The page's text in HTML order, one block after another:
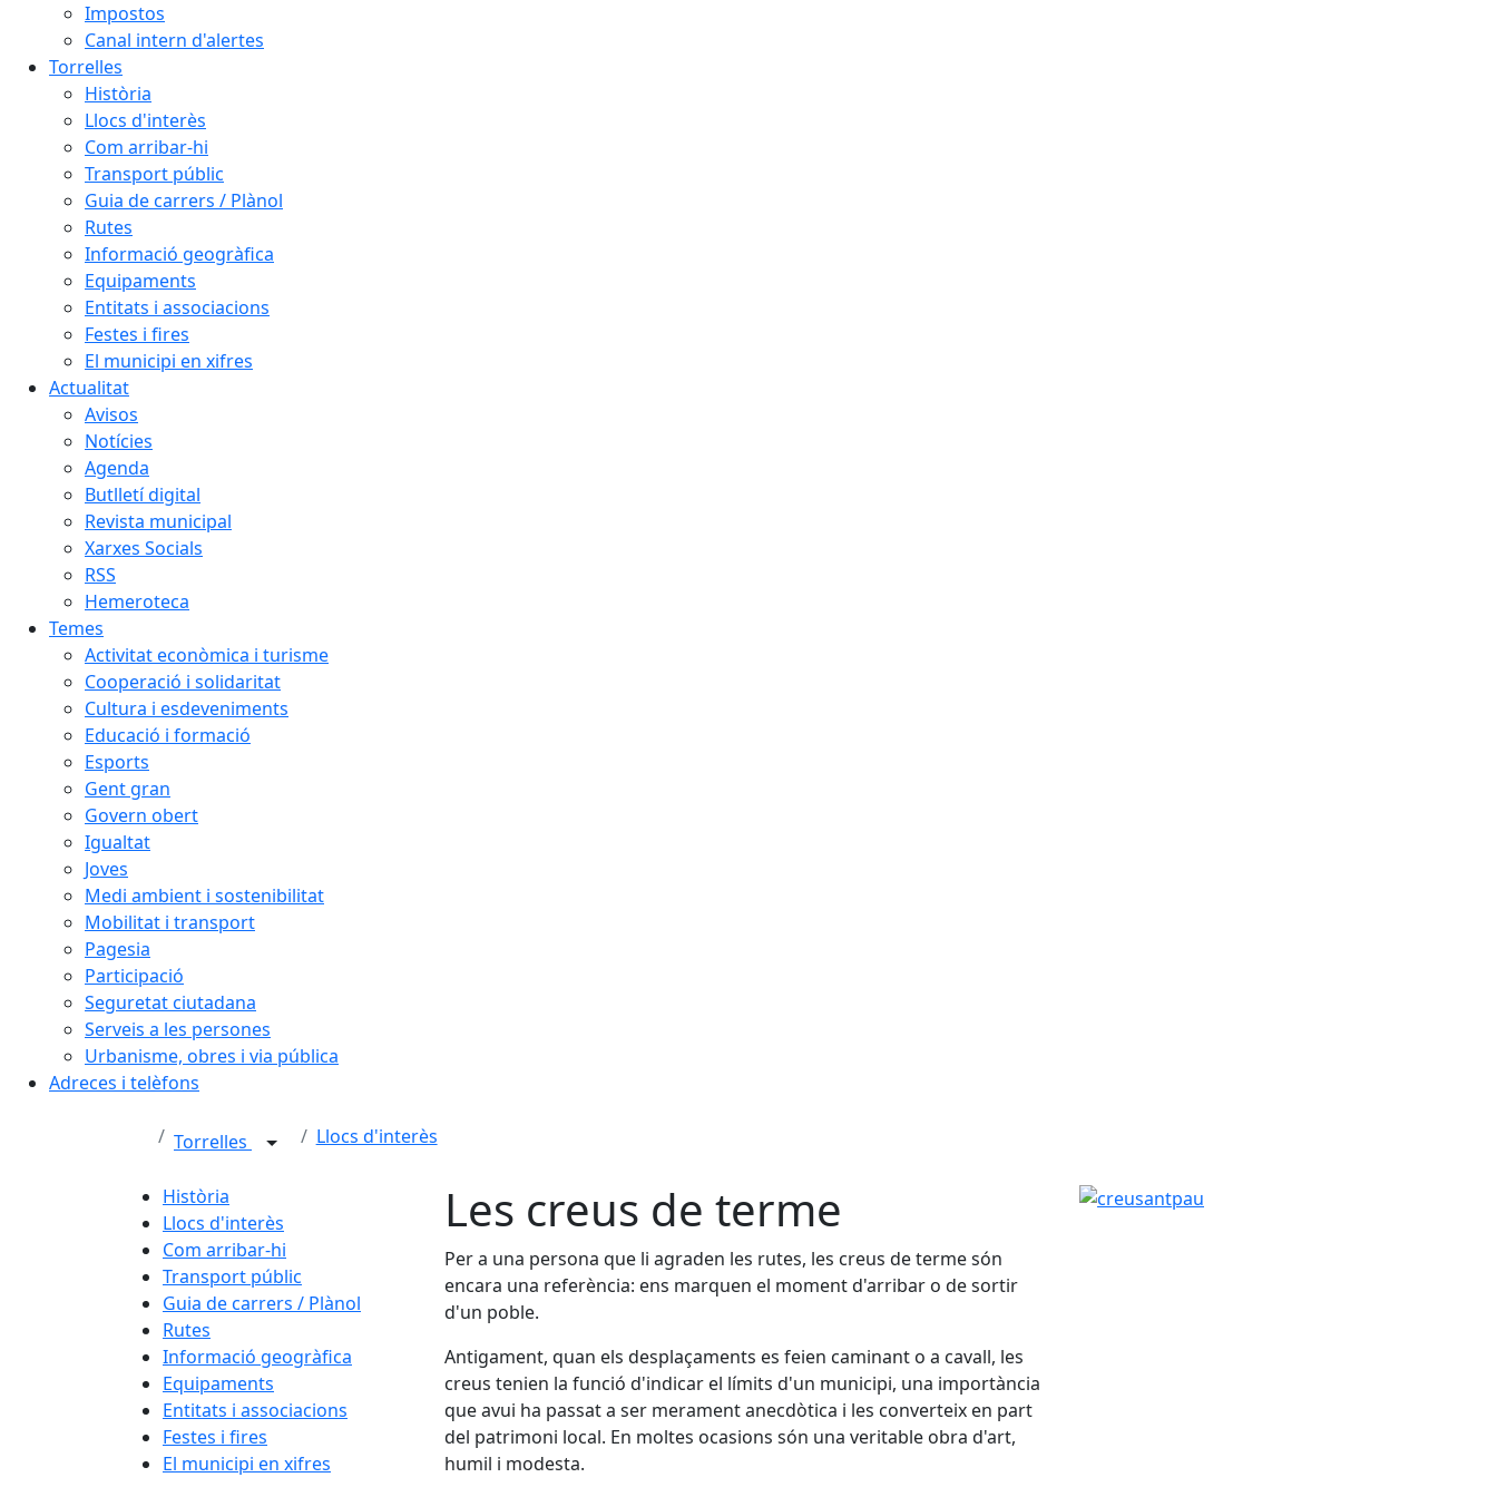
Impostos
Canal intern d'alertes
Torrelles
Història
Llocs d'interès
Com arribar-hi
Transport públic
Guia de carrers / Plànol
Rutes
Informació geogràfica
Equipaments
Entitats i associacions
Festes i fires
El municipi en xifres
Actualitat
Avisos
Notícies
Agenda
Butlletí digital
Revista municipal
Xarxes Socials
RSS
Hemeroteca
Temes
Activitat econòmica i turisme
Cooperació i solidaritat
Cultura i esdeveniments
Educació i formació
Esports
Gent gran
Govern obert
Igualtat
Joves
Medi ambient i sostenibilitat
Mobilitat i transport
Pagesia
Participació
Seguretat ciutadana
Serveis a les persones
Urbanisme, obres i via pública
Adreces i telèfons
Torrelles Llocs d'interès
Història
Llocs d'interès
Com arribar-hi
Transport públic
Guia de carrers / Plànol
Rutes
Informació geogràfica
Equipaments
Entitats i associacions
Festes i fires
El municipi en xifres
Les creus de terme
Per a una persona que li agraden les rutes, les creus de terme són
encara una referència: ens marquen el moment d'arribar o de sortir
d'un poble.
Antigament, quan els desplaçaments es feien caminant o a cavall, les
creus tenien la funció d'indicar el límits d'un municipi, una importància
que avui ha passat a ser merament anecdòtica i les converteix en part
del patrimoni local. En moltes ocasions són una veritable obra d'art,
humil i modesta.
creusantpau